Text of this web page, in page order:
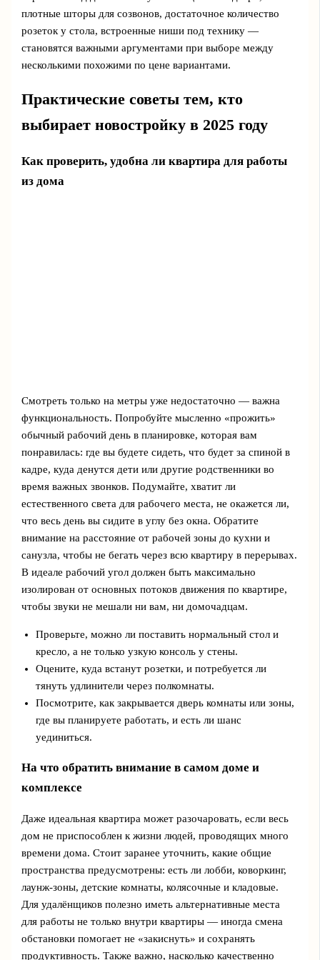
плотные шторы для созвонов, достаточное количество
розеток у стола, встроенные ниши под технику —
становятся важными аргументами при выборе между
несколькими похожими по цене вариантами.
Практические советы тем, кто
выбирает новостройку в 2025 году
Как проверить, удобна ли квартира для работы
из дома
Смотреть только на метры уже недостаточно — важна
функциональность. Попробуйте мысленно «прожить»
обычный рабочий день в планировке, которая вам
понравилась: где вы будете сидеть, что будет за спиной в
кадре, куда денутся дети или другие родственники во
время важных звонков. Подумайте, хватит ли
естественного света для рабочего места, не окажется ли,
что весь день вы сидите в углу без окна. Обратите
внимание на расстояние от рабочей зоны до кухни и
санузла, чтобы не бегать через всю квартиру в перерывах.
В идеале рабочий угол должен быть максимально
изолирован от основных потоков движения по квартире,
чтобы звуки не мешали ни вам, ни домочадцам.
Проверьте, можно ли поставить нормальный стол и
кресло, а не только узкую консоль у стены.
Оцените, куда встанут розетки, и потребуется ли
тянуть удлинители через полкомнаты.
Посмотрите, как закрывается дверь комнаты или зоны,
где вы планируете работать, и есть ли шанс
уединиться.
На что обратить внимание в самом доме и
комплексе
Даже идеальная квартира может разочаровать, если весь
дом не приспособлен к жизни людей, проводящих много
времени дома. Стоит заранее уточнить, какие общие
пространства предусмотрены: есть ли лобби, коворкинг,
лаунж-зоны, детские комнаты, колясочные и кладовые.
Для удалёнщиков полезно иметь альтернативные места
для работы не только внутри квартиры — иногда смена
обстановки помогает не «закиснуть» и сохранять
продуктивность. Также важно, насколько качественно